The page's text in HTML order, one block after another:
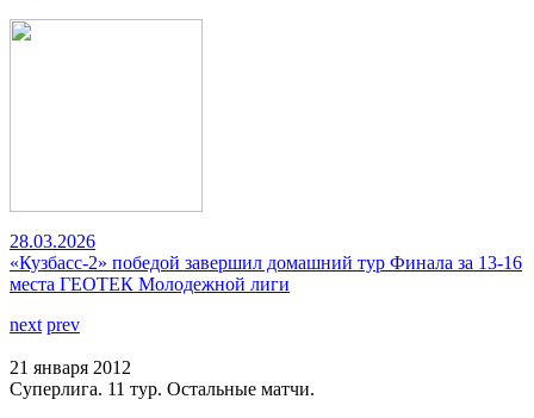
28.03.2026
«Кузбасс-2» победой завершил домашний тур Финала за 13-16
места ГЕОТЕК Молодежной лиги
next prev
21 января 2012
Суперлига. 11 тур. Остальные матчи.